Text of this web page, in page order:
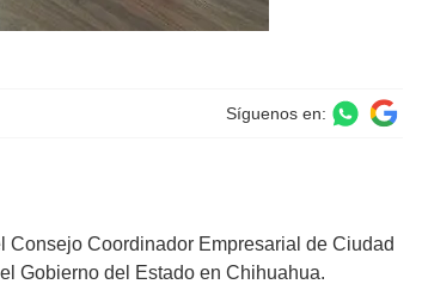
Síguenos en:
Consejo Coordinador Empresarial de Ciudad
Gobierno del Estado en Chihuahua.